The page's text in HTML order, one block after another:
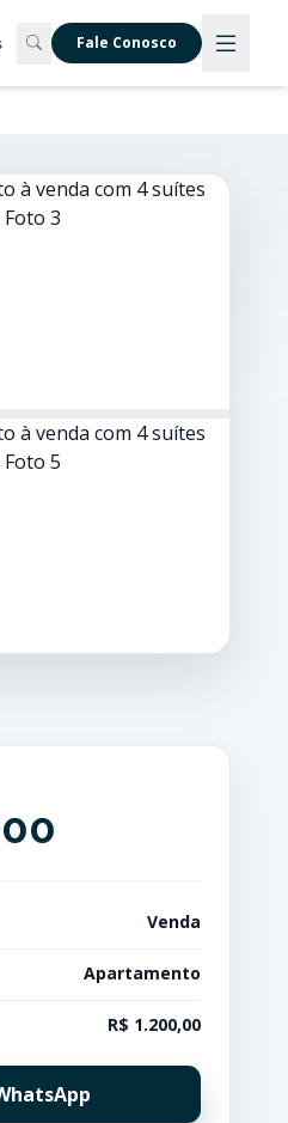
Fale Conosco
Venda
Apartamento
R$ 1.200,00